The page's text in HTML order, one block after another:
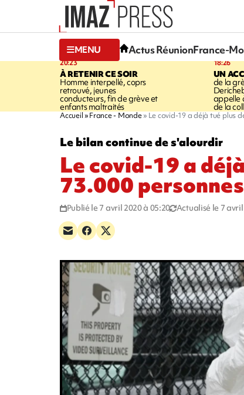
MENU Actus RéunionFrance-
20:23
À RETENIR CE SOIR
Homme interpellé, coprs
retrouvé, jeunes
conducteurs, fin de grève et
enfants maltraités
18:26
UN
de la
appelle
de la
Accueil France - Monde Le covid-19 a déjà tué plus
Le bilan continue de s'alourdir
Le covid-19 a
73.000
Publié le 7 avril 2020 à 05:20 Actualisé le 7